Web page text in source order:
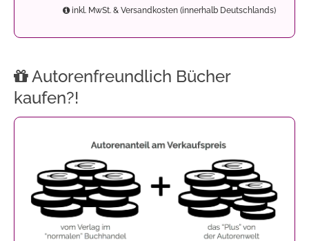
inkl. MwSt. & Versandkosten (innerhalb Deutschlands)
Autorenfreundlich Bücher
kaufen?!